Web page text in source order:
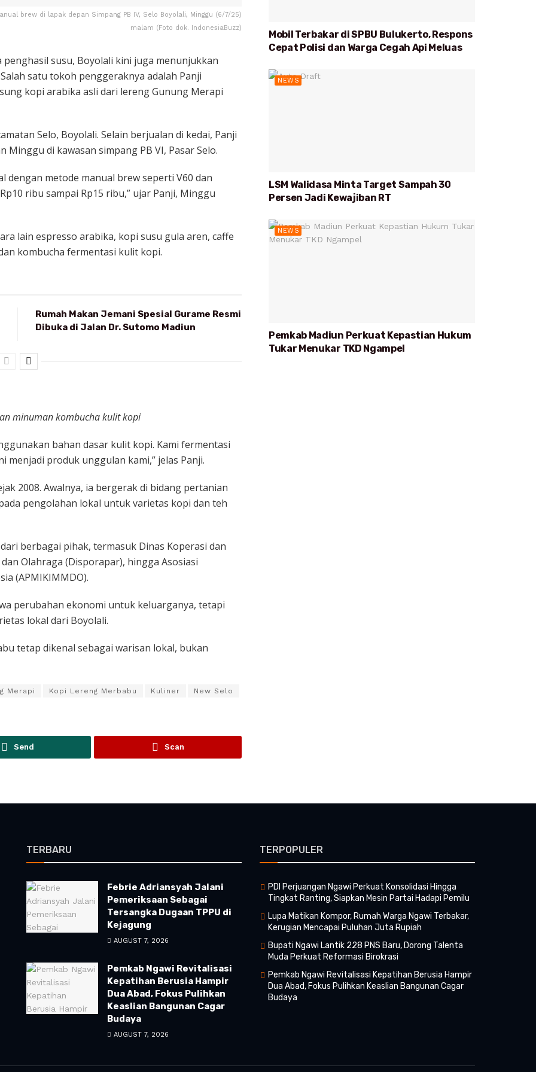
brew di lapak depan Simpang PB IV, Selo Boyolali, Minggu (6/7/25)
malam (Foto dok. IndonesiaBuzz)
penghasil susu, Boyolali kini juga menunjukkan
satu tokoh penggeraknya adalah Panji
kopi arabika asli dari lereng Gunung Merapi
Selo, Boyolali. Selain berjualan di kedai, Panji
di kawasan simpang PB VI, Pasar Selo.
dengan metode manual brew seperti V60 dan
ribu sampai Rp15 ribu,” ujar Panji, Minggu
lain espresso arabika, kopi susu gula aren, caffe
kombucha fermentasi kulit kopi.
Rumah Makan Jemani Spesial Gurame Resmi
Dibuka di Jalan Dr. Sutomo Madiun
minuman kombucha kulit kopi
bahan dasar kulit kopi. Kami fermentasi
menjadi produk unggulan kami,” jelas Panji.
2008. Awalnya, ia bergerak di bidang pertanian
pengolahan lokal untuk varietas kopi dan teh
berbagai pihak, termasuk Dinas Koperasi dan
Olahraga (Disporapar), hingga Asosiasi
(APMIKIMMDO).
perubahan ekonomi untuk keluarganya, tetapi
lokal dari Boyolali.
tetap dikenal sebagai warisan lokal, bukan
Merapi Kopi Lereng Merbabu Kuliner New Selo
Send Scan
Mobil Terbakar di SPBU Bulukerto, Respons
Cepat Polisi dan Warga Cegah Api Meluas
NEWS
LSM Walidasa Minta Target Sampah 30
Persen Jadi Kewajiban RT
NEWS
Pemkab Madiun Perkuat Kepastian Hukum
Tukar Menukar TKD Ngampel
TERBARU
Febrie Adriansyah Jalani
Pemeriksaan Sebagai
Tersangka Dugaan TPPU di
Kejagung
AUGUST 7, 2026
Pemkab Ngawi Revitalisasi
Kepatihan Berusia Hampir
Dua Abad, Fokus Pulihkan
Keaslian Bangunan Cagar
Budaya
AUGUST 7, 2026
TERPOPULER
PDI Perjuangan Ngawi Perkuat Konsolidasi Hingga
Tingkat Ranting, Siapkan Mesin Partai Hadapi Pemilu
Lupa Matikan Kompor, Rumah Warga Ngawi Terbakar,
Kerugian Mencapai Puluhan Juta Rupiah
Bupati Ngawi Lantik 228 PNS Baru, Dorong Talenta
Muda Perkuat Reformasi Birokrasi
Pemkab Ngawi Revitalisasi Kepatihan Berusia Hampir
Dua Abad, Fokus Pulihkan Keaslian Bangunan Cagar
Budaya